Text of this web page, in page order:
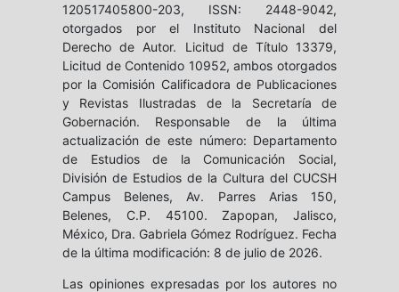
120517405800-203, ISSN: 2448-9042,
otorgados por el Instituto Nacional del
Derecho de Autor. Licitud de Título 13379,
Licitud de Contenido 10952, ambos otorgados
por la Comisión Calificadora de Publicaciones
y Revistas Ilustradas de la Secretaría de
Gobernación. Responsable de la última
actualización de este número: Departamento
de Estudios de la Comunicación Social,
División de Estudios de la Cultura del CUCSH
Campus Belenes, Av. Parres Arias 150,
Belenes, C.P. 45100. Zapopan, Jalisco,
México, Dra. Gabriela Gómez Rodríguez. Fecha
de la última modificación: 8 de julio de 2026.
Las opiniones expresadas por los autores no